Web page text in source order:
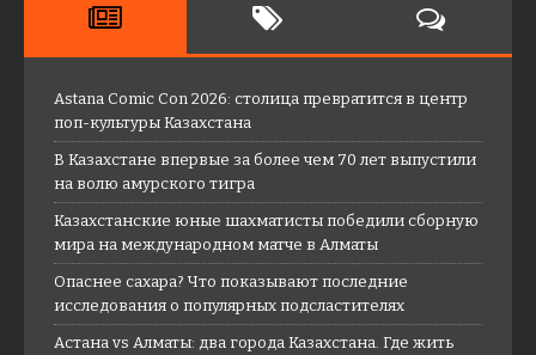
Astana Comic Con 2026: столица превратится в центр
поп-культуры Казахстана
В Казахстане впервые за более чем 70 лет выпустили
на волю амурского тигра
Казахстанские юные шахматисты победили сборную
мира на международном матче в Алматы
Опаснее сахара? Что показывают последние
исследования о популярных подсластителях
Астана vs Алматы: два города Казахстана. Где жить